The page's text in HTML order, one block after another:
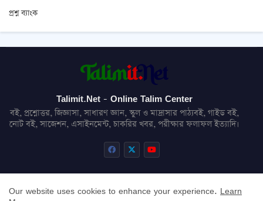
প্রশ্ন ব্যাংক
Talimit.Net - Online Talim Center
বই, প্রশ্নোত্তর, জিজ্ঞাসা, সাধারণ জ্ঞান, স্কুল ও মাদ্রাসার পাঠ্যবই, গাইড বই,
নোট বই, সাজেশন, এসাইনমেন্ট, চাকরির খবর, পরীক্ষার ফলাফল ইত্যাদি।
About Contact us Privacy Policy
Disclaimer
Our website uses cookies to enhance your experience. Learn